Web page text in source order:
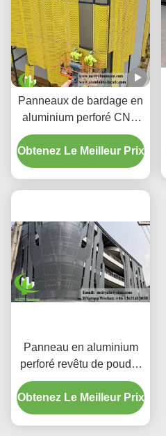
Panneaux de bardage en
aluminium perforé CNC
personnalisés avec
alliage 3003 H14/H24 et
revêtement PVDF pour
Obtenez Le Meilleur Prix
Panneau en aluminium
perforé revêtu de poudre
avec couleurs RAL
personnalisées et motifs
de découpe laser pour
Obtenez Le Meilleur Prix